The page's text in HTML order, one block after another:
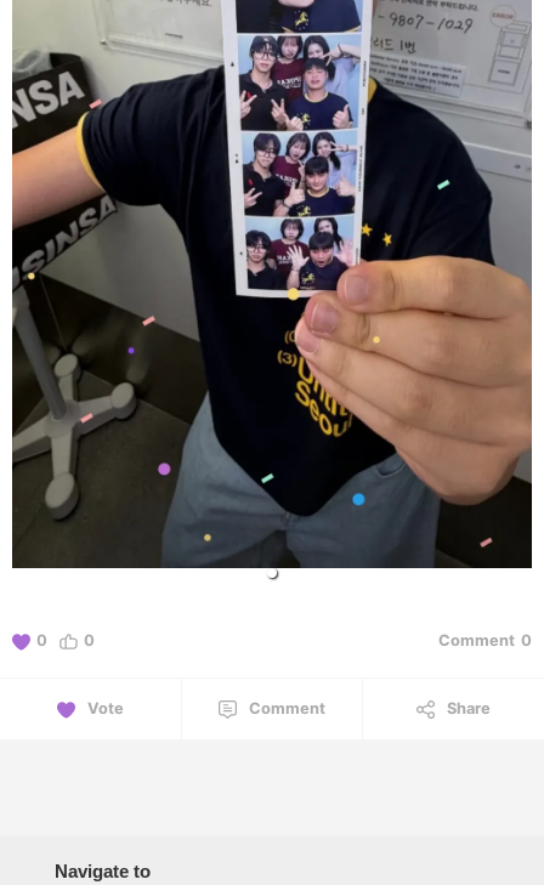
0 0 Comment 0
Vote Comment Share
Navigate to